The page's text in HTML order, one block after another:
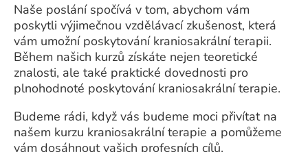
Naše poslání spočívá v tom, abychom vám
poskytli výjimečnou vzdělávací zkušenost, která
vám umožní poskytování kraniosakrální terapii.
Během našich kurzů získáte nejen teoretické
znalosti, ale také praktické dovednosti pro
plnohodnoté poskytování kraniosakrální terapie.
Budeme rádi, když vás budeme moci přivítat na
našem kurzu kraniosakrální terapie a pomůžeme
vám dosáhnout vašich profesních cílů.